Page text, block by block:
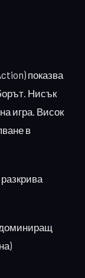
показва
Нисък
игра. Висок
в
доминиращ